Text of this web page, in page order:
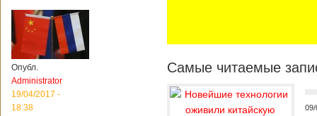
Опубл.
Administrator
19/04/2017 -
18:38
Самые читаемые
09/